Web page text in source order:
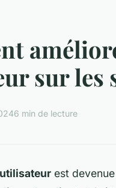
sur les
6 min de lecture
est